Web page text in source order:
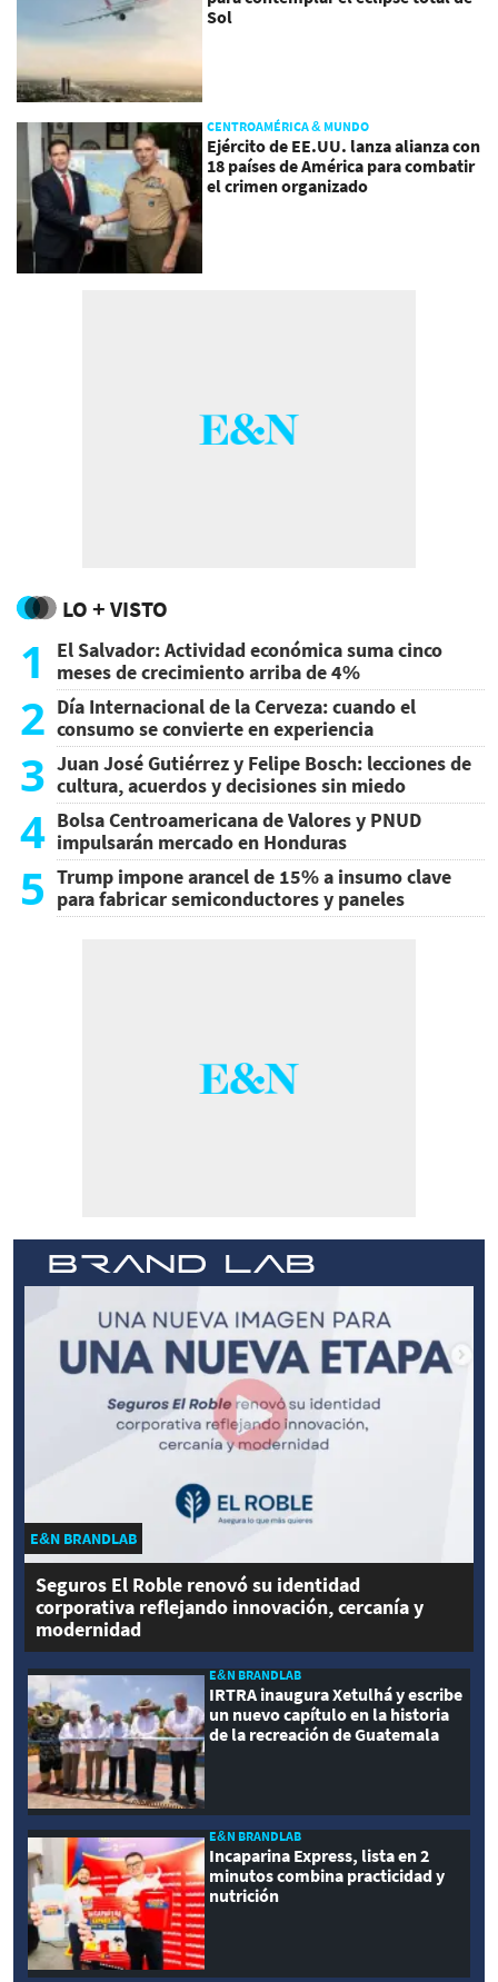
Sol
CENTROAMÉRICA & MUNDO
Ejército de EE.UU. lanza alianza con
18 países de América para combatir
el crimen organizado
LO + VISTO
1
El Salvador: Actividad económica suma cinco
meses de crecimiento arriba de 4%
2 Día Internacional de la Cerveza: cuando el
consumo se convierte en experiencia
3 Juan José Gutiérrez y Felipe Bosch: lecciones de
cultura, acuerdos y decisiones sin miedo
4 Bolsa Centroamericana de Valores y PNUD
impulsarán mercado en Honduras
5 Trump impone arancel de 15% a insumo clave
para fabricar semiconductores y paneles
E&N BRANDLAB
Seguros El Roble renovó su identidad
corporativa reflejando innovación, cercanía y
modernidad
E&N BRANDLAB
IRTRA inaugura Xetulhá y escribe
un nuevo capítulo en la historia
de la recreación de Guatemala
E&N BRANDLAB
Incaparina Express, lista en 2
minutos combina practicidad y
nutrición